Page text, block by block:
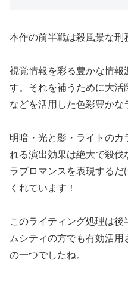
本作の前半戦は殺風景な刑
視覚情報を彩る豊かな情
す。それを補うために大活
などを活用した色彩豊かな
明暗・光と影・ライトのカ
れる演出効果は絶大で殺
ラブロマンスを表現するだ
くれています！
このライティング処理は
ムシティの方でも有効活
の一つでしたね。